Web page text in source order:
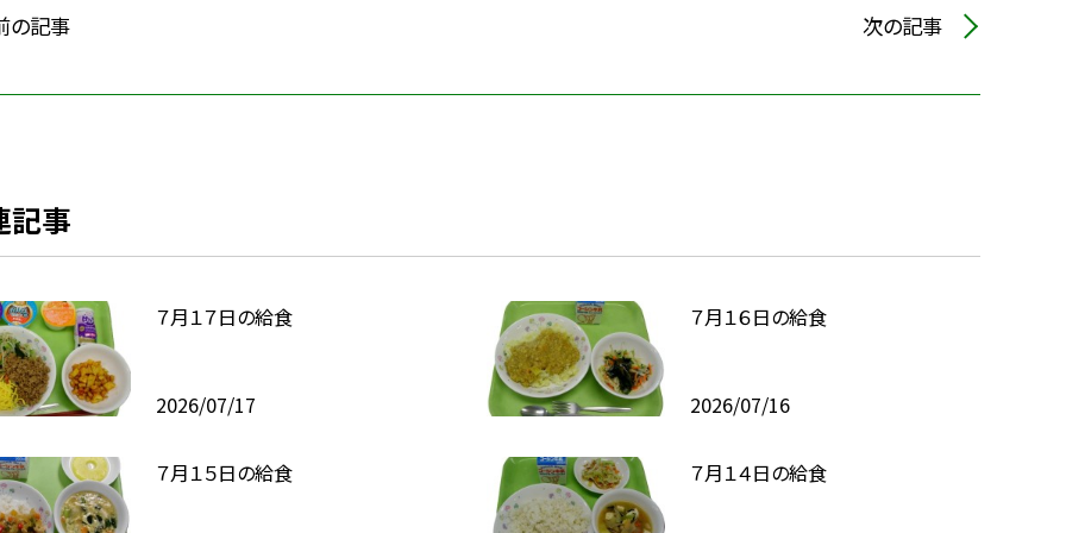
の記事 次の記事
記事
７月１７日の給食
2026/07/17
７月１６日の給食
2026/07/16
７月１５日の給食 ７月１４日の給食